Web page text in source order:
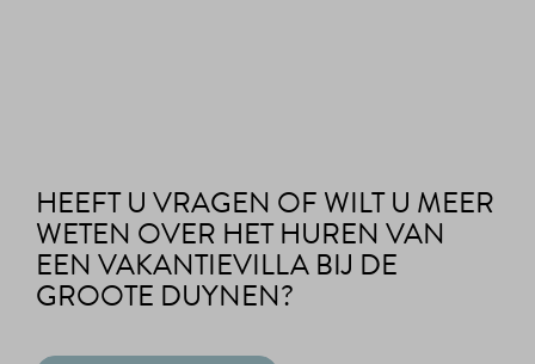
HEEFT U VRAGEN OF WILT U MEER
WETEN OVER HET HUREN VAN
EEN VAKANTIEVILLA BIJ DE
GROOTE DUYNEN?